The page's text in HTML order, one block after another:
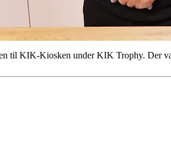
til KIK-Kiosken under KIK Trophy. Der